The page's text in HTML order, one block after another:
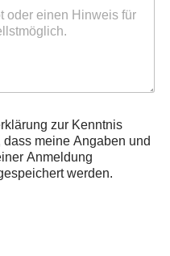
zur Kenntnis
meine Angaben und
Anmeldung
werden.